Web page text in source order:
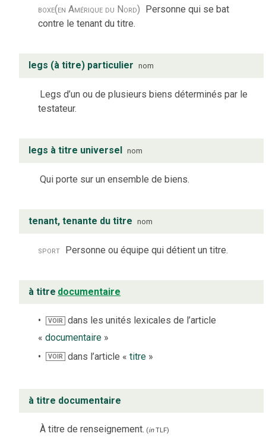
boxe(en Amérique du Nord) Personne qui se bat
contre le tenant du titre.
legs (à titre) particulier nom
Legs d’un ou de plusieurs biens déterminés par le
testateur.
legs à titre universel nom
Qui porte sur un ensemble de biens.
tenant, tenante du titre nom
sport Personne ou équipe qui détient un titre.
à titre documentaire
VOIR
dans les unités lexicales de l’article
« documentaire »
VOIR dans l’article «titre »
à titre documentaire
À titre de renseignement. (inTLF)